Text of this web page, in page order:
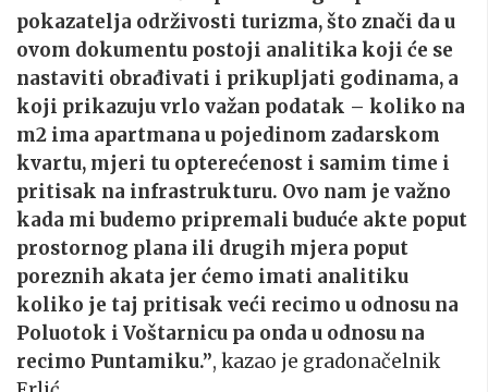
pokazatelja održivosti turizma, što znači da u
ovom dokumentu postoji analitika koji će se
nastaviti obrađivati i prikupljati godinama, a
koji prikazuju vrlo važan podatak – koliko na
m2 ima apartmana u pojedinom zadarskom
kvartu, mjeri tu opterećenost i samim time i
pritisak na infrastrukturu. Ovo nam je važno
kada mi budemo pripremali buduće akte poput
prostornog plana ili drugih mjera poput
poreznih akata jer ćemo imati analitiku
koliko je taj pritisak veći recimo u odnosu na
Poluotok i Voštarnicu pa onda u odnosu na
recimo Puntamiku.”, kazao je gradonačelnik